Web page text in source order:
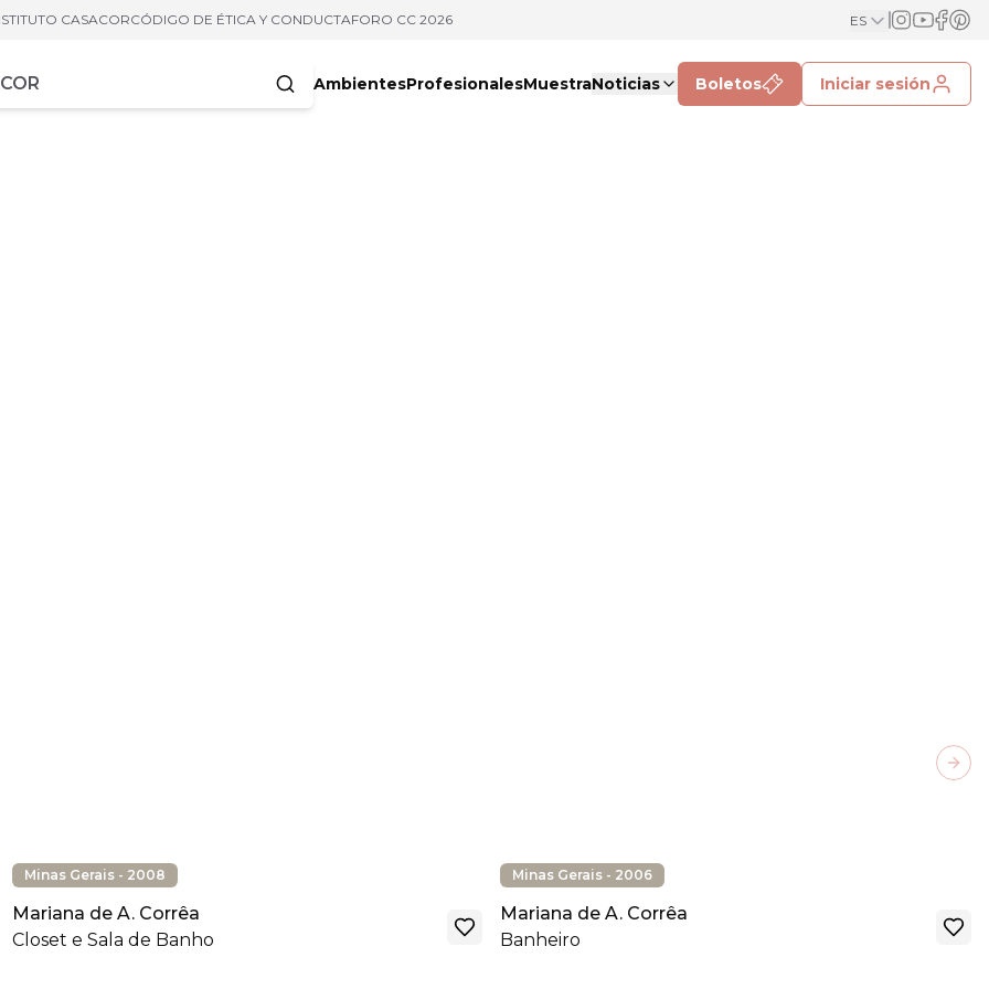
CASACORCÓDIGO DE ÉTICA Y CONDUCTAFORO CC 2026 ES
AmbientesProfesionalesMuestraNoticias Boletos Iniciar sesión
Minas Gerais - 2008
Mariana de A. Corrêa
Closet e Sala de Banho
Minas Gerais - 2006
Mariana de A. Corrêa
Banheiro